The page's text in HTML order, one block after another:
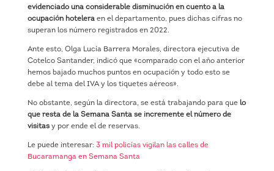
evidenciado una considerable disminución en cuento a la
ocupación hoteleraen el departamento, pues dichas cifras no
superan los número registrados en 2022.
Ante esto, Olga Lucía Barrera Morales, directora ejecutiva de
Cotelco Santander, indicó que «comparado con el año anterior
hemos bajado muchos puntos en ocupación y todo esto se
debe al tema del IVA y los tiquetes aéreos».
No obstante, según la directora, se está trabajando para que lo
que resta de la Semana Santa se incremente el número de
visitasy por ende el de reservas.
Le puede interesar: 3 mil policías vigilan las calles de
Bucaramanga en Semana Santa